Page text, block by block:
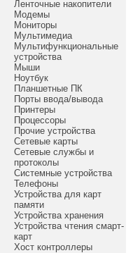
Ленточные накопители
Модемы
Мониторы
Мультимедиа
Мультифункциональные
устройства
Мыши
Ноутбук
Планшетные ПК
Порты ввода/вывода
Принтеры
Процессоры
Прочие устройства
Сетевые карты
Сетевые службы и
протоколы
Системные устройства
Телефоны
Устройства для карт
памяти
Устройства хранения
Устройства чтения смарт-
карт
Хост контроллеры